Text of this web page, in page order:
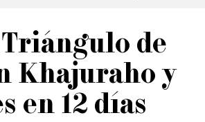
de
Khajuraho y
en 12 días